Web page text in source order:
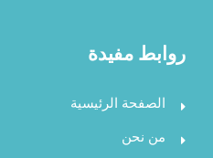
روابط مفيدة
الصفحة الرئيسية
من نحن